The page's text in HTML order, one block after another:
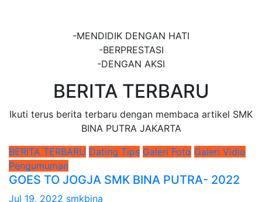
-MENDIDIK DENGAN HATI
-BERPRESTASI
-DENGAN AKSI
BERITA TERBARU
Ikuti terus berita terbaru dengan membaca artikel SMK
BINA PUTRA JAKARTA
BERITA TERBARU Dating Tips Galeri Foto Galeri Vidio
Pengumuman
GOES TO JOGJA SMK BINA PUTRA- 2022
Jul 19, 2022 smkbina